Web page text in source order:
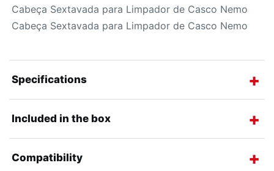
Cabeça Sextavada para Limpador de Casco Nemo
Cabeça Sextavada para Limpador de Casco Nemo
Specifications
Included in the box
Compatibility